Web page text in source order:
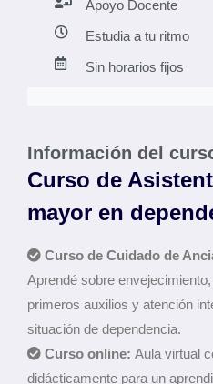
Información del
Curso de
mayor en
Curso de Cuidado de
Aprendé sobre
primeros auxilios y atención
situación de dependencia.
Curso online: Aula virtual
didácticamente para un
Apoyo Docente
Estudia a tu ritmo
Sin horarios fijos